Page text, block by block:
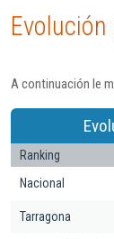
A continuación le
Ranking
Nacional
Tarragona